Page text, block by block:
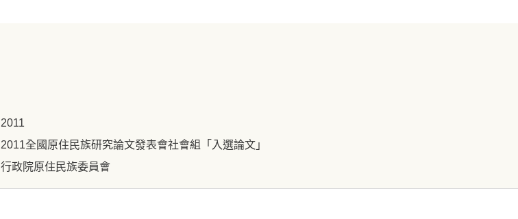
2011
2011全國原住民族研究論文發表會社會組「入選論文」
行政院原住民族委員會